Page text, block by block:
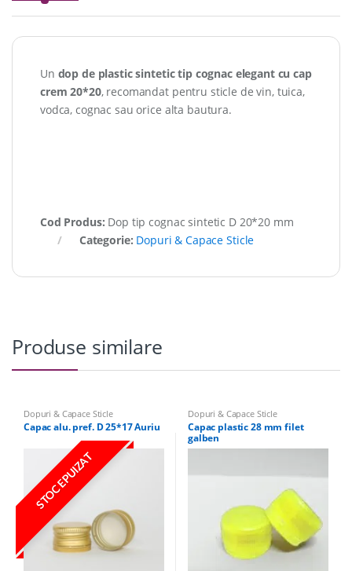
Un dop de plastic sintetic tip cognac elegant cu cap
crem 20*20, recomandat pentru sticle de vin, tuica,
vodca, cognac sau orice alta bautura.
Cod Produs: Dop tip cognac sintetic D 20*20 mm
Categorie: Dopuri & Capace Sticle
Produse similare
Dopuri & Capace Sticle
Capac alu. pref. D 25*17 Auriu
STOC EPUIZAT
Dopuri & Capace Sticle
Capac plastic 28 mm filet
galben